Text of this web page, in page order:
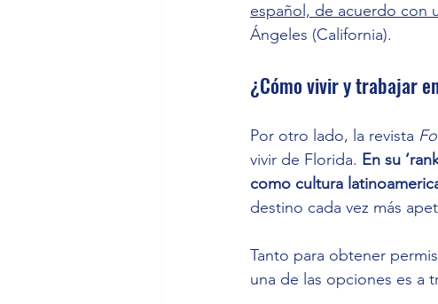
español, de acuerdo con
Ángeles (California).
¿Cómo vivir y trabajar
Por otro lado, la revista
vivir de Florida. En su
como cultura
destino cada vez más
Tanto para obtener
una de las opciones es a